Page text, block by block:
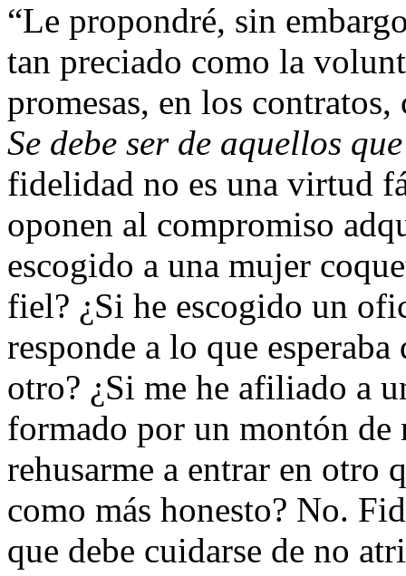
“Le propondré, sin
tan preciado como la
promesas, en los
Se debe ser de aquellos
fidelidad no es una virtud
oponen al compromiso
escogido a una mujer
fiel? ¿Si he escogido un
responde a lo que
otro? ¿Si me he afiliado a
formado por un montón de
rehusarme a entrar en otro
como más honesto? No.
que debe cuidarse de no